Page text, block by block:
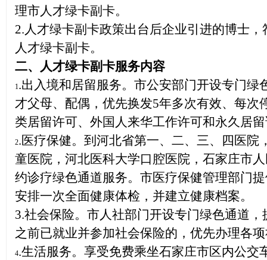
理市人才绿卡副卡。
2.人才绿卡副卡政策出台后企业引进的博士
人才绿卡副卡。
二、人才绿卡副卡服务内容
1.出入境和居留服务。 市公安部门开设专门绿
才父母、配偶，优先换发5年多次有效、每次
类居留许可、外国人来华工作许可和永久居
2.医疗保健。 到河北省第一、二、三、四医院
童医院，河北医科大学口腔医院， 石家庄市
约诊疗绿色通道服务。市医疗保健管理部门
安排一次全面健康体检，并建立健康档案。
3.社会保险。 市人社部门开设专门绿色通道
之前已就业并参加社会保险的，优先办理各
4.生活服务。 享受免费乘坐石家庄市区内公交